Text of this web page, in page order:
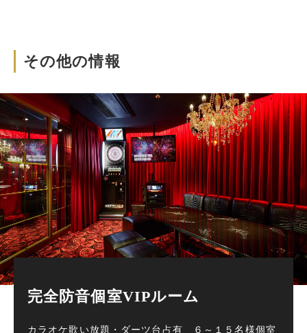
その他の情報
完全防音個室VIPルーム
カラオケ歌い放題・ダーツ台占有 ６～１５名様個室